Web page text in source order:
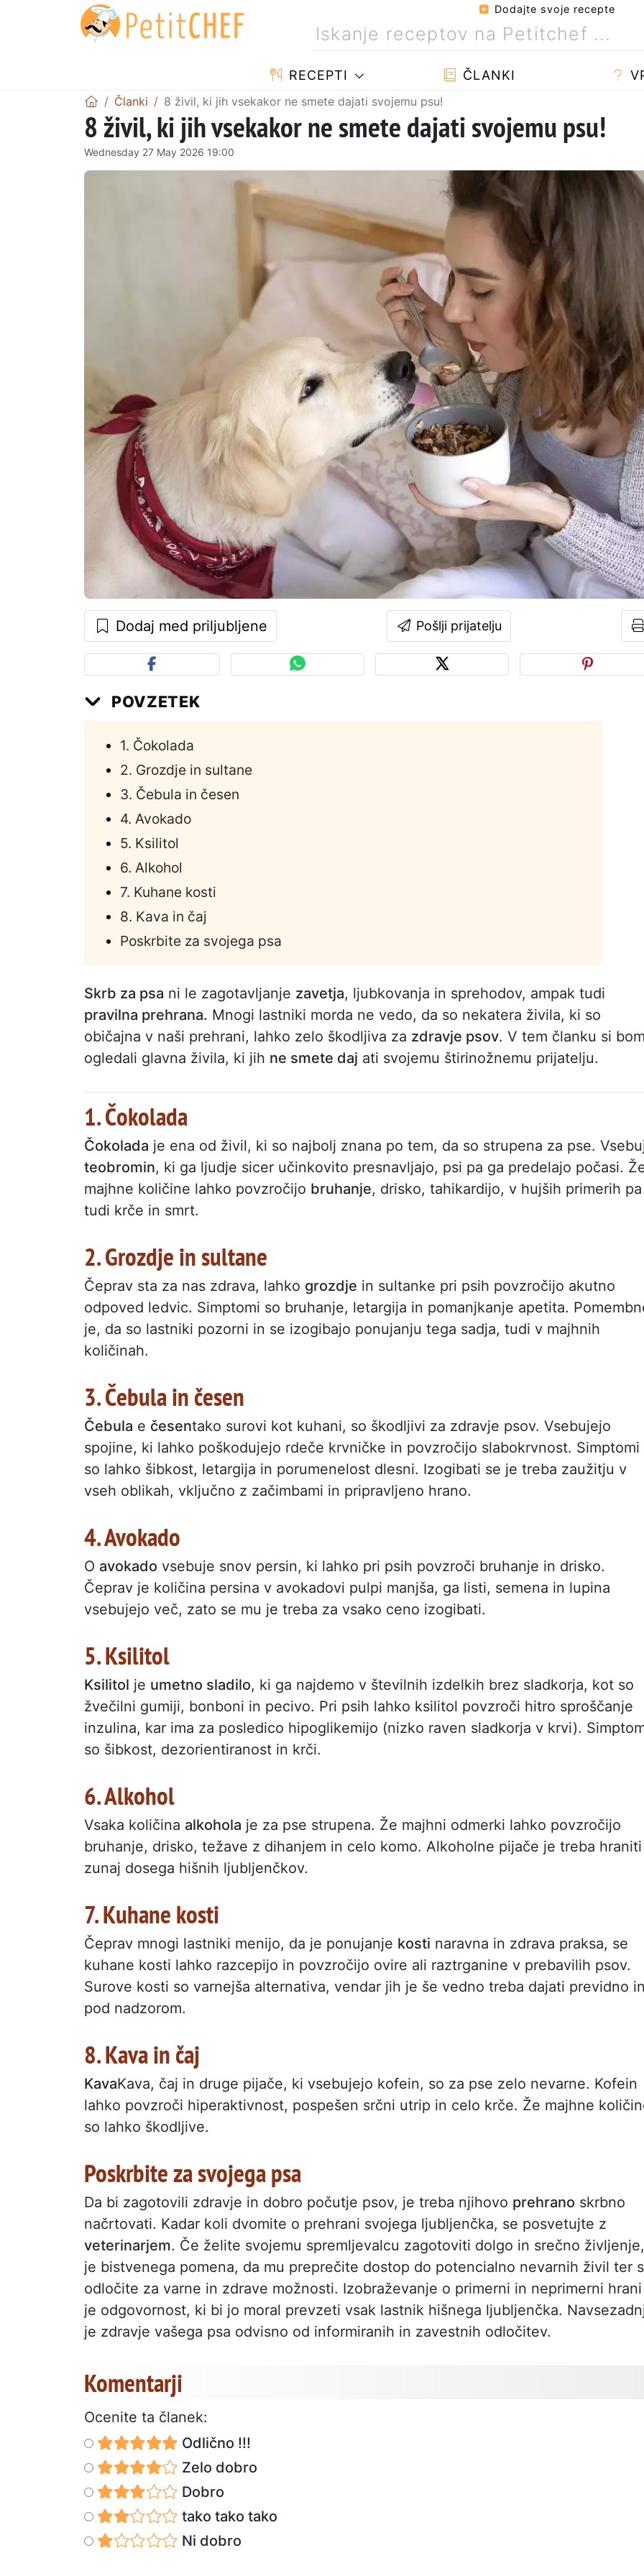
Dodajte svoje recepte
RECEPTI ČLANKI
Članki 8 živil, ki jih vsekakor ne smete dajati svojemu psu!
8 živil, ki jih vsekakor ne smete dajati svojemu psu!
Wednesday 27 May 2026 19:00
Dodaj med priljubljene Pošlji prijatelju
POVZETEK
1. Čokolada
2. Grozdje in sultane
3. Čebula in česen
4. Avokado
5. Ksilitol
6. Alkohol
7. Kuhane kosti
8. Kava in čaj
Poskrbite za svojega psa
Skrb za psa ni le zagotavljanje zavetja, ljubkovanja in sprehodov, ampak tudi
pravilna prehrana. Mnogi lastniki morda ne vedo, da so nekatera živila, ki so
običajna v naši prehrani, lahko zelo škodljiva za zdravje psov. V tem članku si
ogledali glavna živila, ki jih ne smete daj ati svojemu štirinožnemu prijatelju.
1. Čokolada
Čokolada je ena od živil, ki so najbolj znana po tem, da so strupena za pse.
teobromin, ki ga ljudje sicer učinkovito presnavljajo, psi pa ga predelajo počasi.
majhne količine lahko povzročijo bruhanje, drisko, tahikardijo, v hujših primerih pa
tudi krče in smrt.
2. Grozdje in sultane
Čeprav sta za nas zdrava, lahko grozdje in sultanke pri psih povzročijo akutno
odpoved ledvic. Simptomi so bruhanje, letargija in pomanjkanje apetita.
je, da so lastniki pozorni in se izogibajo ponujanju tega sadja, tudi v majhnih
količinah.
3. Čebula in česen
Čebula e česentako surovi kot kuhani, so škodljivi za zdravje psov. Vsebujejo
spojine, ki lahko poškodujejo rdeče krvničke in povzročijo slabokrvnost. Simptomi
so lahko šibkost, letargija in porumenelost dlesni. Izogibati se je treba zaužitju v
vseh oblikah, vključno z začimbami in pripravljeno hrano.
4. Avokado
O avokado vsebuje snov persin, ki lahko pri psih povzroči bruhanje in drisko.
Čeprav je količina persina v avokadovi pulpi manjša, ga listi, semena in lupina
vsebujejo več, zato se mu je treba za vsako ceno izogibati.
5. Ksilitol
Ksilitol je umetno sladilo, ki ga najdemo v številnih izdelkih brez sladkorja, kot so
žvečilni gumiji, bonboni in pecivo. Pri psih lahko ksilitol povzroči hitro sproščanje
inzulina, kar ima za posledico hipoglikemijo (nizko raven sladkorja v krvi).
so šibkost, dezorientiranost in krči.
6. Alkohol
Vsaka količina alkohola je za pse strupena. Že majhni odmerki lahko povzročijo
bruhanje, drisko, težave z dihanjem in celo komo. Alkoholne pijače je treba hraniti
zunaj dosega hišnih ljubljenčkov.
7. Kuhane kosti
Čeprav mnogi lastniki menijo, da je ponujanje kosti naravna in zdrava praksa, se
kuhane kosti lahko razcepijo in povzročijo ovire ali raztrganine v prebavilih psov.
Surove kosti so varnejša alternativa, vendar jih je še vedno treba dajati previdno
pod nadzorom.
8. Kava in čaj
KavaKava, čaj in druge pijače, ki vsebujejo kofein, so za pse zelo nevarne. Kofein
lahko povzroči hiperaktivnost, pospešen srčni utrip in celo krče. Že majhne
so lahko škodljive.
Poskrbite za svojega psa
Da bi zagotovili zdravje in dobro počutje psov, je treba njihovo prehrano skrbno
načrtovati. Kadar koli dvomite o prehrani svojega ljubljenčka, se posvetujte z
veterinarjem. Če želite svojemu spremljevalcu zagotoviti dolgo in srečno življenje,
je bistvenega pomena, da mu preprečite dostop do potencialno nevarnih živil ter
odločite za varne in zdrave možnosti. Izobraževanje o primerni in neprimerni hrani
je odgovornost, ki bi jo moral prevzeti vsak lastnik hišnega ljubljenčka.
je zdravje vašega psa odvisno od informiranih in zavestnih odločitev.
Komentarji
Ocenite ta članek:
Odlično !!!
Zelo dobro
Dobro
tako tako tako
Ni dobro